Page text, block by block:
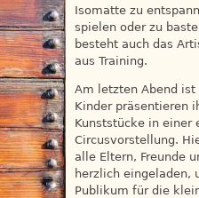
Isomatte zu
spielen oder zu
besteht auch das
aus Training.
Am letzten Abend
Kinder präsentieren
Kunststücke in einer
Circusvorstellung.
alle Eltern, Freunde
herzlich eingeladen,
Publikum für die